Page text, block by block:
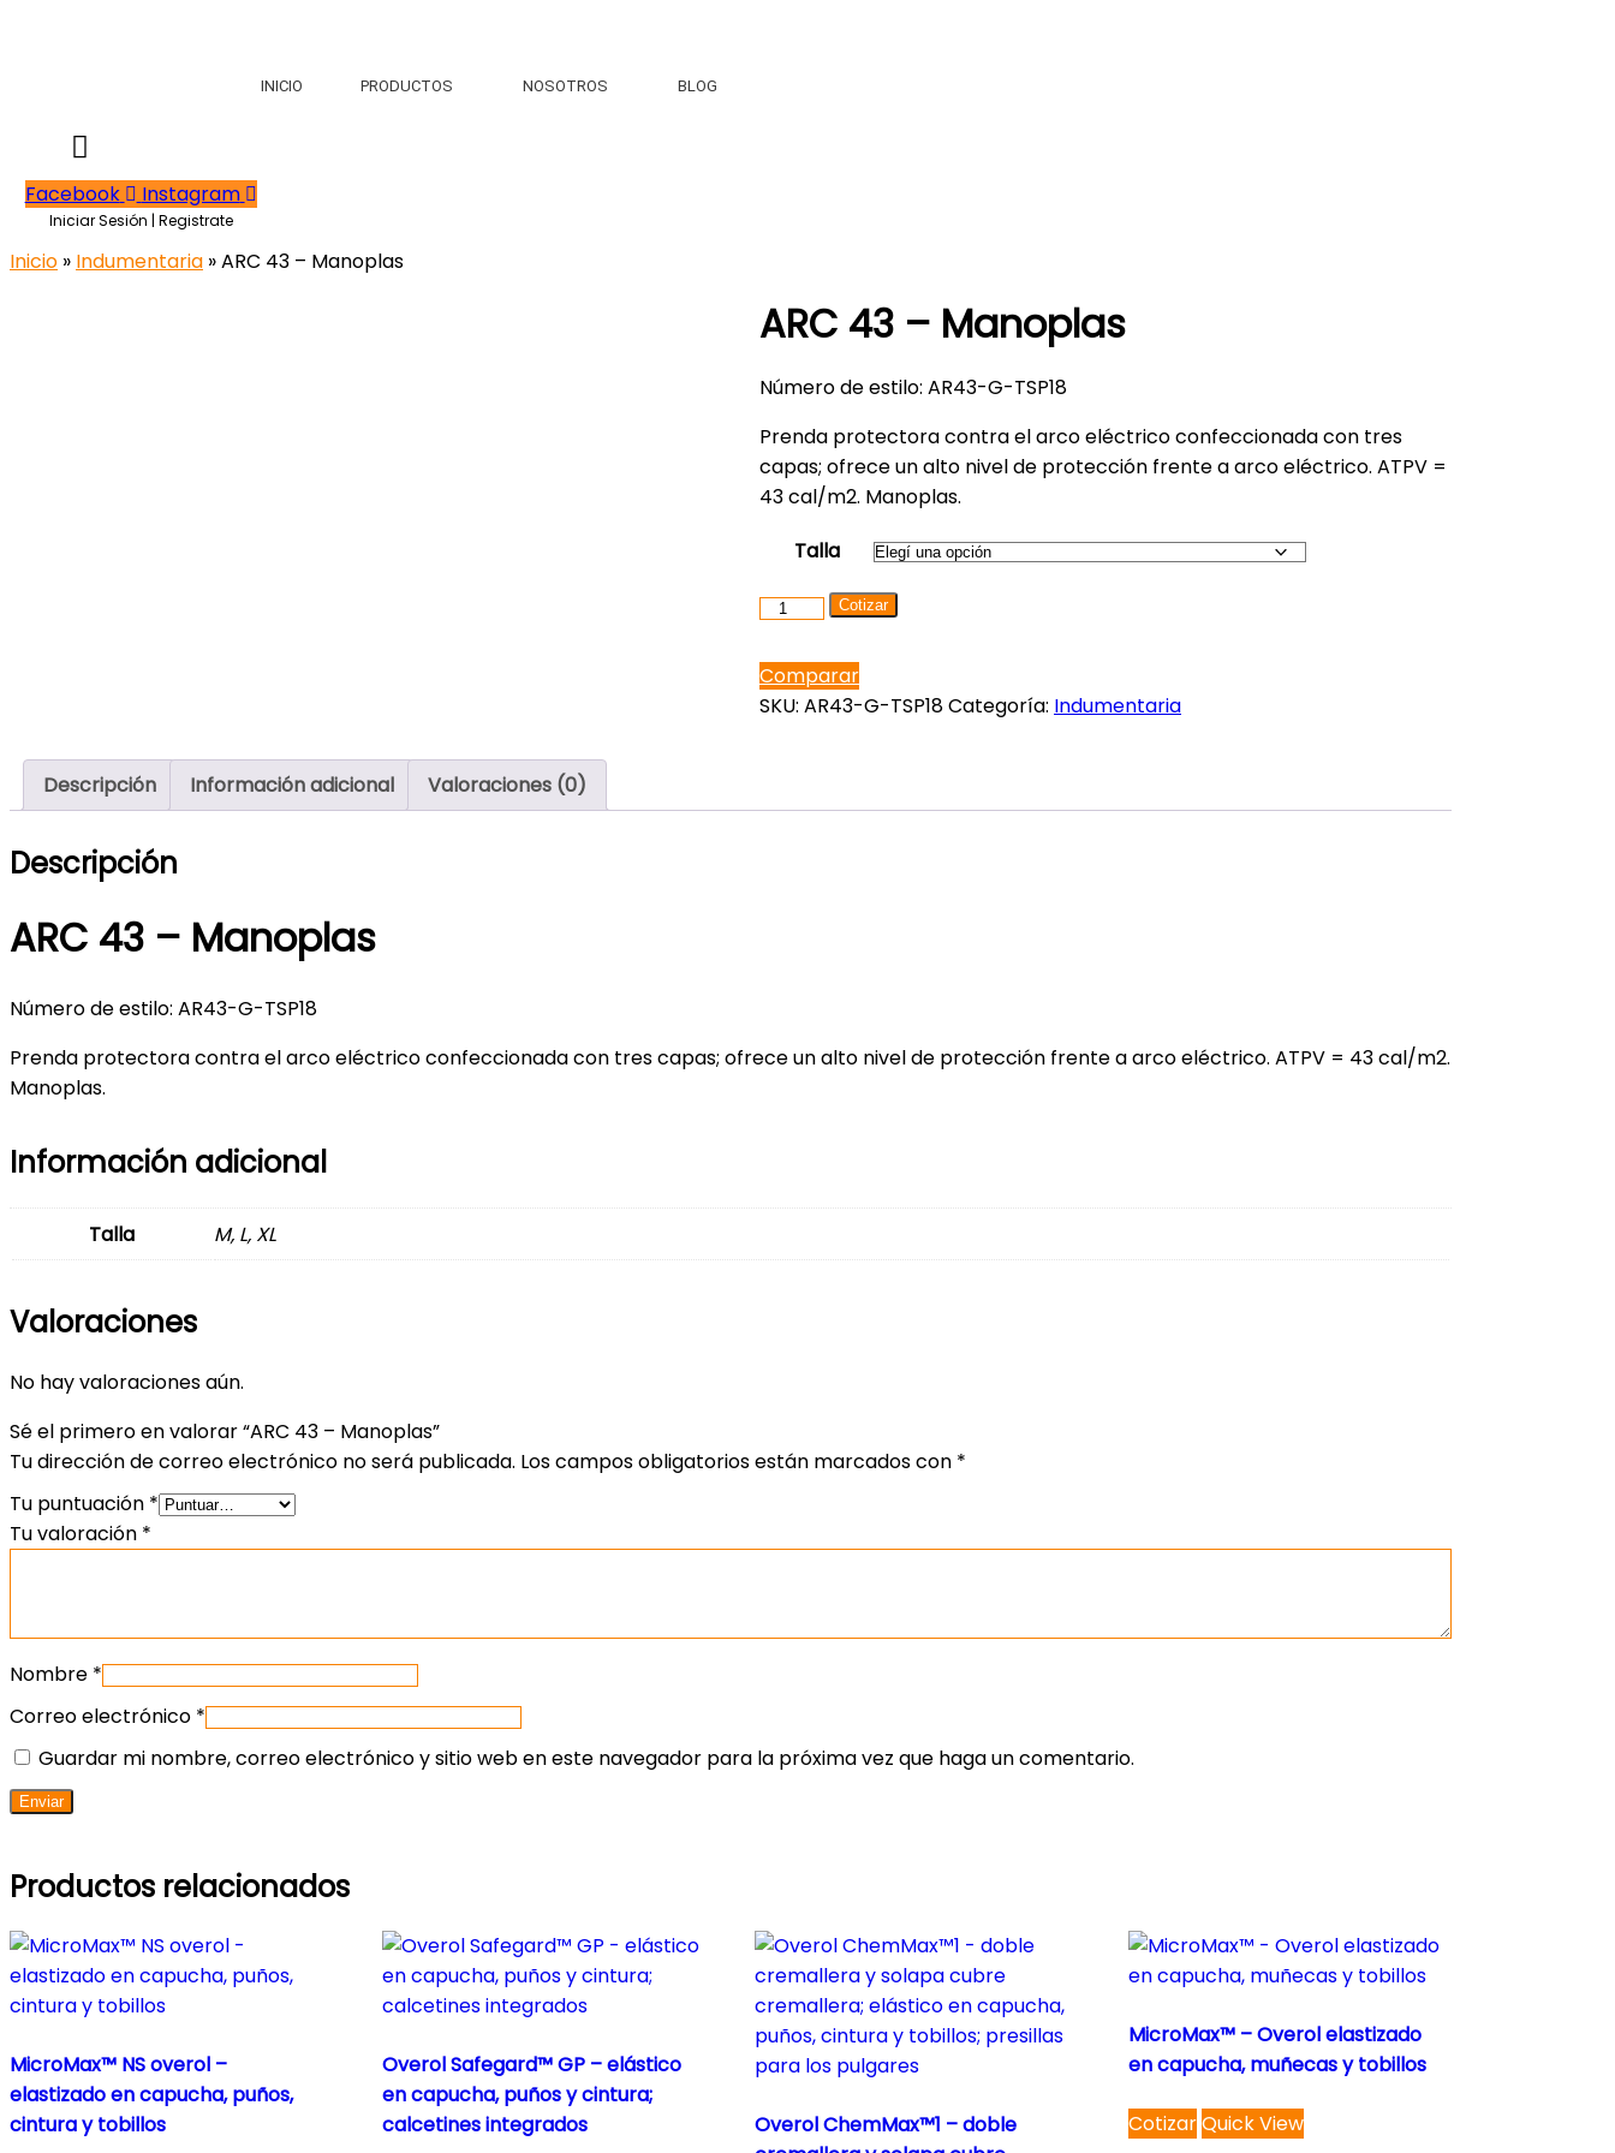
INICIO PRODUCTOS NOSOTROS BLOG
Facebook Instagram
Iniciar Sesión | Registrate
Inicio » Indumentaria » ARC 43 – Manoplas
ARC 43 – Manoplas
Número de estilo: AR43-G-TSP18
Prenda protectora contra el arco eléctrico confeccionada con tres
capas; ofrece un alto nivel de protección frente a arco eléctrico. ATPV =
43 cal/m2. Manoplas.
Talla
ARC
–
Manoplas
Cotizar
Comparar
SKU: AR43-G-TSP18Categoría: Indumentaria
Descripción Información adicional Valoraciones (0)
Descripción
ARC 43 – Manoplas
Número de estilo: AR43-G-TSP18
Prenda protectora contra el arco eléctrico confeccionada con tres capas; ofrece un alto nivel de protección frente a arco eléctrico. ATPV = 43 cal/m2.
Manoplas.
Información adicional
Talla M, L, XL
Valoraciones
No hay valoraciones aún.
Sé el primero en valorar “ARC 43 – Manoplas”
Tu dirección de correo electrónico no será publicada. Los campos obligatorios están marcados con *
Tu puntuación *
Tu valoración *
Nombre *
Correo electrónico *
Guardar mi nombre, correo electrónico y sitio web en este navegador para la próxima vez que haga un comentario.
Productos relacionados
MicroMax™ NS overol –
elastizado en capucha, puños,
cintura y tobillos
Overol Safegard™ GP – elástico
en capucha, puños y cintura;
calcetines integrados
Overol ChemMax™1 – doble
MicroMax™ – Overol elastizado
en capucha, muñecas y tobillos
Cotizar
This
product
Quick View